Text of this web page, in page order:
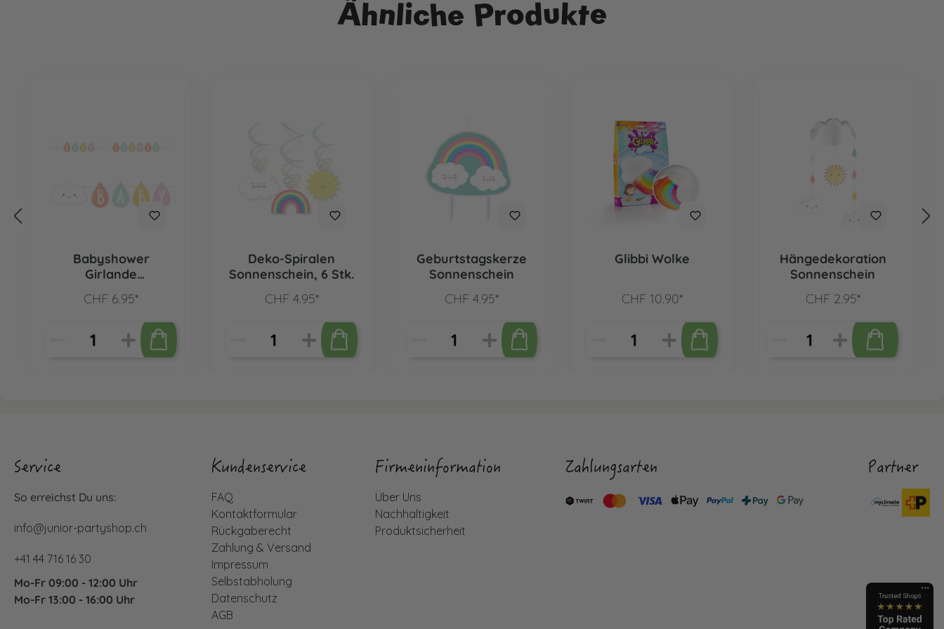
Ähnliche Produkte
Babyshower
Girlande
CHF 6.95*
Deko-Spiralen
Sonnenschein, 6 Stk.
CHF 4.95*
Geburtstagskerze
Sonnenschein
CHF 4.95*
Glibbi Wolke
CHF 10.90*
Hängedekoration
Sonnenschein
CHF 2.95*
Service
So erreichst Du uns:
info@junior-partyshop.ch
+41 44 716 16 30
Mo-Fr 09:00 - 12:00 Uhr
Mo-Fr 13:00 - 16:00 Uhr
Kundenservice
FAQ
Kontaktformular
Rückgaberecht
Zahlung & Versand
Impressum
Selbstabholung
Datenschutz
AGB
Firmeninformation
Über Uns
Nachhaltigkeit
Produktsicherheit
Zahlungsarten Partner